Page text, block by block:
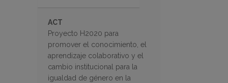
ACT
Proyecto H2020 para
promover el conocimiento, el
aprendizaje colaborativo y el
cambio institucional para la
igualdad de género en la